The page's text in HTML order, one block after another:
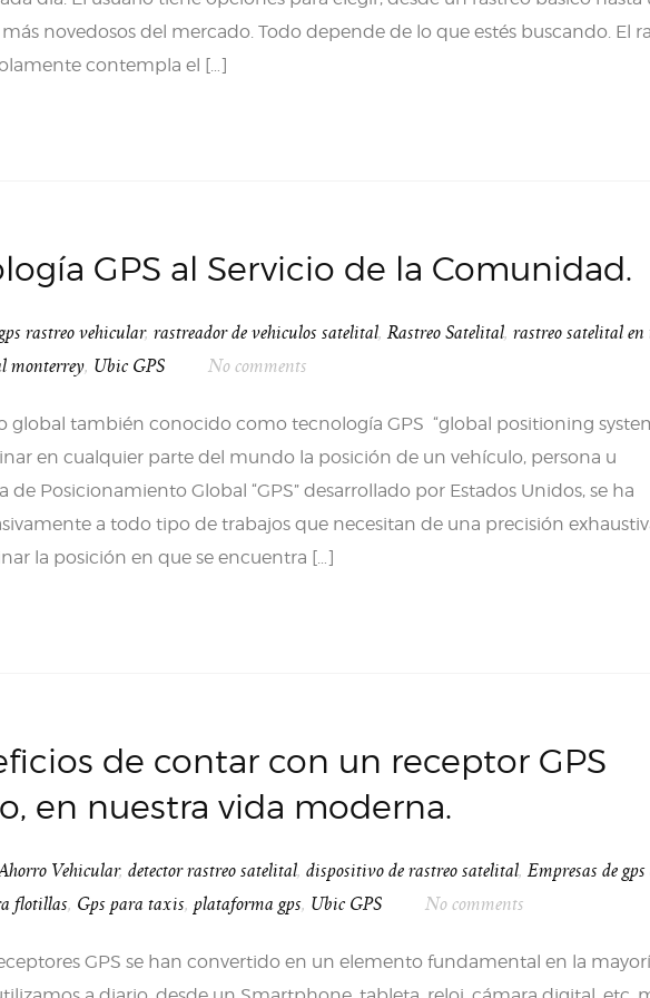
novedosos del mercado. Todo depende de lo que estés buscando. El
contempla el […]
GPS al Servicio de la Comunidad.
rastreo vehicular, rastreador de vehiculos satelital, Rastreo Satelital, rastreo satelital en
monterrey, Ubic GPS No comments
global también conocido como tecnología GPS “global positioning
en cualquier parte del mundo la posición de un vehículo, persona u
de Posicionamiento Global “GPS” desarrollado por Estados Unidos, se ha
a todo tipo de trabajos que necesitan de una precisión
la posición en que se encuentra […]
de contar con un receptor GPS
en nuestra vida moderna.
Vehicular, detector rastreo satelital, dispositivo de rastreo satelital, Empresas de gps
flotillas, Gps para taxis, plataforma gps, Ubic GPS No comments
GPS se han convertido en un elemento fundamental en la